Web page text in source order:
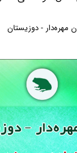
مهره‌دار - دوزیستان